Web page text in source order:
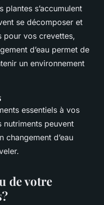
s’accumulent
se décomposer et
pour vos crevettes,
d’eau permet de
un environnement
essentiels à vos
nutriments peuvent
changement d’eau
de votre